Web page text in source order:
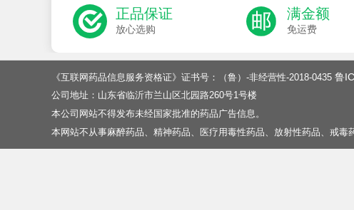
正品保证
放心选购
满金额
免运费
《互联网药品信息服务资格证》证书号：（鲁）-非经营性-2018-0435 鲁
公司地址：山东省临沂市兰山区北园路260号1号楼
本公司网站不得发布未经国家批准的药品广告信息。
本网站不从事麻醉药品、精神药品、医疗用毒性药品、放射性药品、戒毒